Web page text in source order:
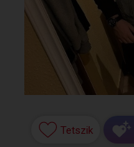
Tetszik